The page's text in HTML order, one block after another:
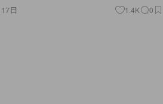
日 1.4K 0